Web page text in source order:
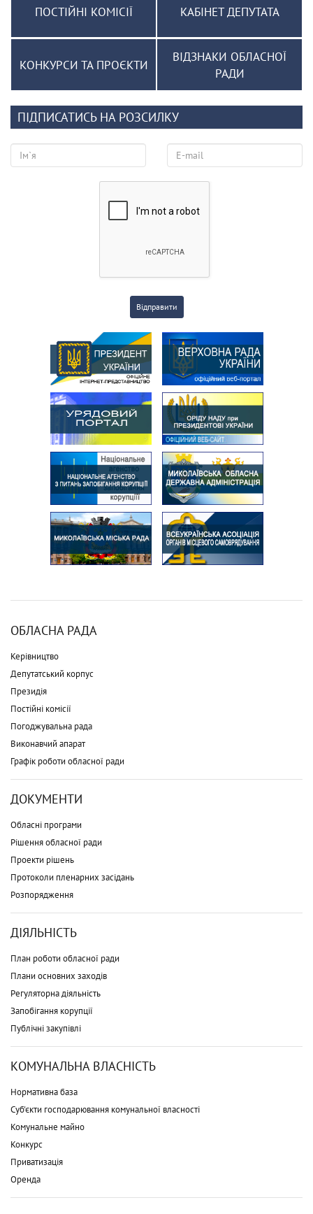
ПОСТІЙНІ КОМІСІЇ КАБІНЕТ ДЕПУТАТА
КОНКУРСИ ТА ПРОЄКТИ
ВІДЗНАКИ ОБЛАСНОЇ
РАДИ
ПІДПИСАТИСЬ НА РОЗСИЛКУ
Відправити
ОБЛАСНА РАДА
Керівництво
Депутатський корпус
Президія
Постійні комісії
Погоджувальна рада
Виконавчий апарат
Графік роботи обласної ради
ДОКУМЕНТИ
Обласні програми
Рішення обласної ради
Проекти рішень
Протоколи пленарних засідань
Розпорядження
ДІЯЛЬНІСТЬ
План роботи обласної ради
Плани основних заходів
Регуляторна діяльність
Запобігання корупції
Публічні закупівлі
КОМУНАЛЬНА ВЛАСНІСТЬ
Нормативна база
Суб'єкти господарювання комунальної власності
Комунальне майно
Конкурс
Приватизація
Оренда